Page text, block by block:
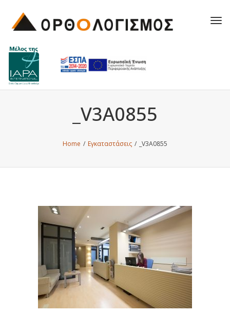
_V3A0855
Home / Εγκαταστάσεις / _V3A0855